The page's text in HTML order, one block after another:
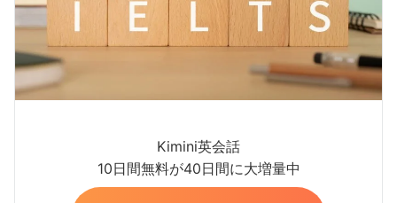
Kimini英会話
10日間無料が40日間に大増量中